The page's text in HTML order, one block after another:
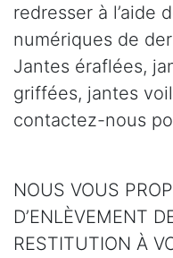
redresser à l’aide
numériques de
Jantes éraflées,
griffées, jantes
contactez-nous
NOUS VOUS
D’ENLÈVEMENT
RESTITUTION À